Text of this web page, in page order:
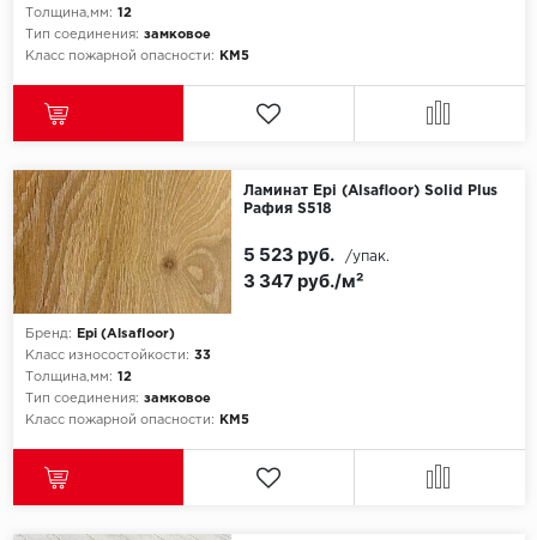
Толщина,мм: 12
Тип соединения: замковое
Класс пожарной опасности:
КМ5
Ламинат Epi (Alsafloor) Solid Plus
Рафия S518
Бренд:
Epi (Alsafloor)
Класс износостойкости: 33
Толщина,мм: 12
Тип соединения: замковое
Класс пожарной опасности:
КМ5
3 347 руб./м²
5 523 руб. /упак.